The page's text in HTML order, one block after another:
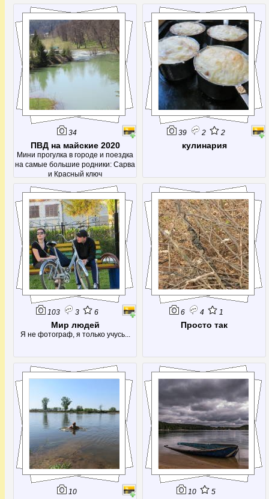
34
ПВД на майские 2020
Мини прогулка в городе и поездка
на самые большие родники: Сарва
и Красный ключ
39 2 2
кулинария
103 3 6
Мир людей
Я не фотограф, я только учусь...
6 4 1
Просто так
10 10 5